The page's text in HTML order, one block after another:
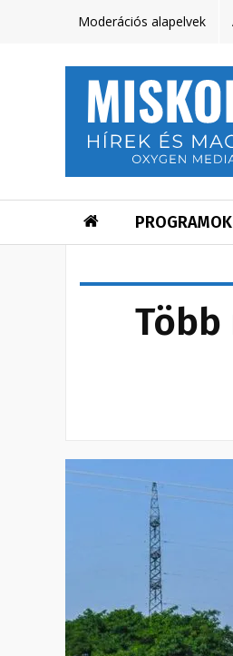
Moderációs alapelvek
PROGRAMOK
Több